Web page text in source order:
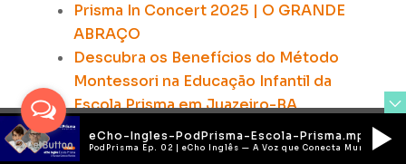
Prisma In Concert 2025 | O GRANDE
ABRAÇO
Descubra os Benefícios do Método
Montessori na Educação Infantil da
Escola Prisma em Juazeiro-BA
Descubra a Magia da Educação Infantil
Montessori na Escola Prisma
eCho-Ingles-PodPrisma-Escola-Prisma.mp3
PodPrisma Ep. 02 | eCho Inglês — A Voz que Conecta Mundos